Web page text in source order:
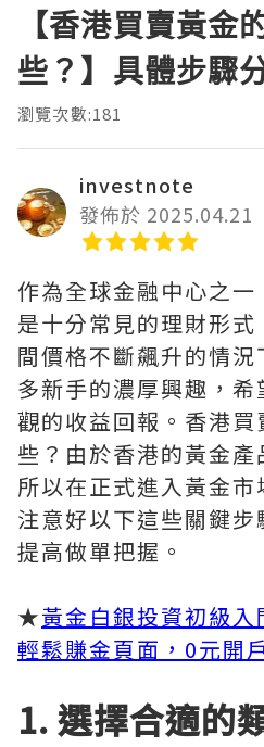
【香港買賣黃金
些？】具體步驟
瀏覽次數:181
investnote
發佈於 2025.04.21
作為全球金融中心之
是十分常見的理財形
間價格不斷飆升的情
多新手的濃厚興趣，
觀的收益回報。香港
些？由於香港的黃金產
所以在正式進入黃金
注意好以下這些關鍵
提高做單把握。
★黃金白銀投資初級
輕鬆賺金頁面，0元開
1. 選擇合適的